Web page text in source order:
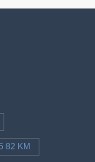
82 KM